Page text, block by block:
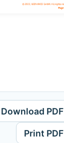
Download PDF
Print PDF